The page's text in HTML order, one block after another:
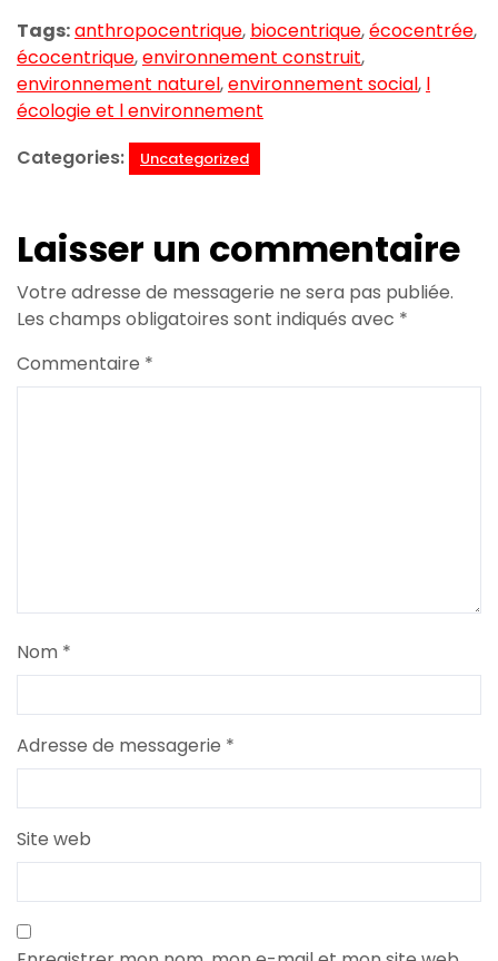
Tags:anthropocentrique, biocentrique,écocentrée,
écocentrique,environnement construit,
environnement naturel,environnement social, l
écologie et l environnement
Categories:
Uncategorized
Laisser un commentaire
Votre adresse de messagerie ne sera pas publiée.
Les champs obligatoires sont indiqués avec *
Commentaire *
Nom *
Adresse de messagerie *
Site web